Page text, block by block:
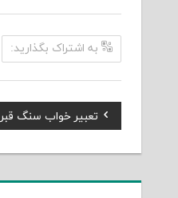
به اشتراک بگذارید:
راهبری
نوشته
Previous
Post:
تعبیر خواب سنگ قبر